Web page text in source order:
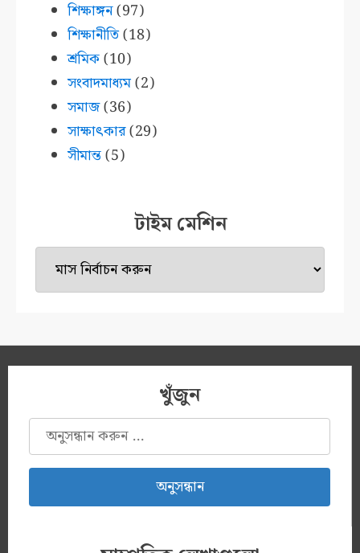
শিক্ষাঙ্গন(97)
শিক্ষানীতি(18)
শ্রমিক(10)
সংবাদমাধ্যম(2)
সমাজ(36)
সাক্ষাৎকার(29)
সীমান্ত(5)
টাইম মেশিন
টাইম
মেশিন
খুঁজুন
অনুসন্ধানঃ